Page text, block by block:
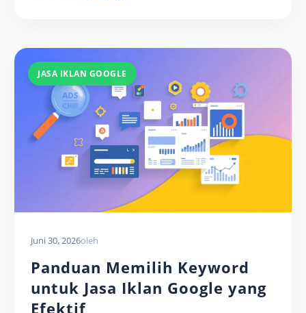
JASA IKLAN GOOGLE
Juni 30, 2026oleh
Panduan Memilih Keyword
untuk Jasa Iklan Google yang
Efektif